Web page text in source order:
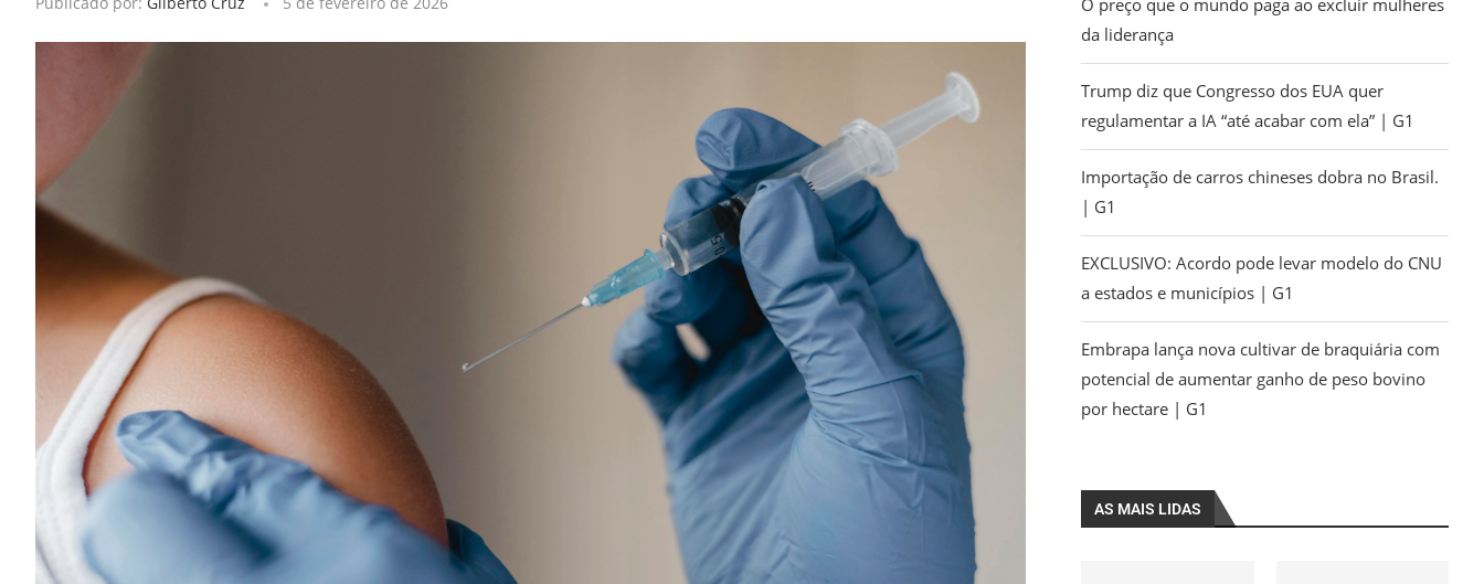
O preço que o mundo paga ao excluir mulheres
da liderança
Trump diz que Congresso dos EUA quer
regulamentar a IA “até acabar com ela” | G1
Importação de carros chineses dobra no Brasil.
| G1
EXCLUSIVO: Acordo pode levar modelo do CNU
a estados e municípios | G1
Embrapa lança nova cultivar de braquiária com
potencial de aumentar ganho de peso bovino
por hectare | G1
AS MAIS LIDAS